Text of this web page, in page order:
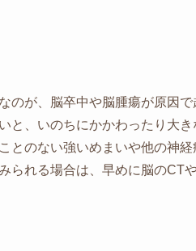
のが、脳卒中や脳腫瘍が原因
と、いのちにかかわったり大き
とのない強いめまいや他の神
られる場合は、早めに脳のCT